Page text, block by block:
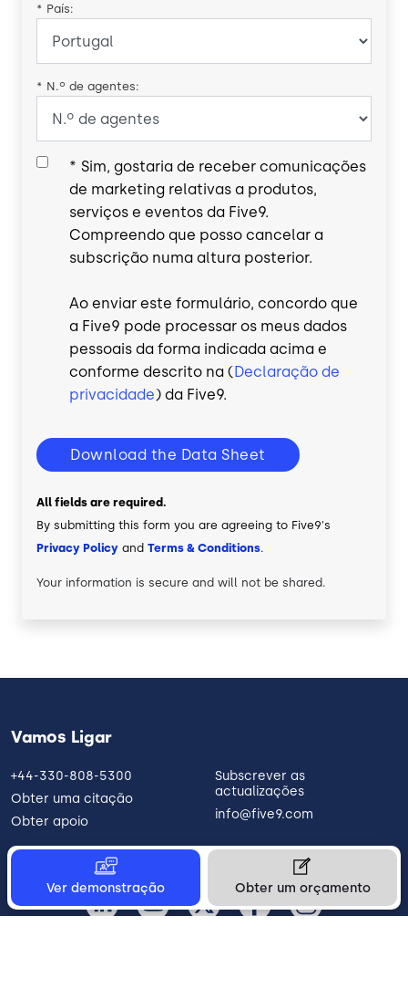
* País:
* N.º de agentes:
* Sim, gostaria de receber comunicações
de marketing relativas a produtos,
serviços e eventos da Five9.
Compreendo que posso cancelar a
subscrição numa altura posterior.
Ao enviar este formulário, concordo que
a Five9 pode processar os meus dados
pessoais da forma indicada acima e
conforme descrito na (Declaração de
privacidade) da Five9.
Download the Data Sheet
All fields are required.
By submitting this form you are agreeing to Five9's
Privacy Policy and Terms & Conditions.
Your information is secure and will not be shared.
Ver demonstração Obter um orçamento
Vamos Ligar
+44-330-808-5300
Obter uma citação
Obter apoio
Subscrever as
actualizações
info@five9.com